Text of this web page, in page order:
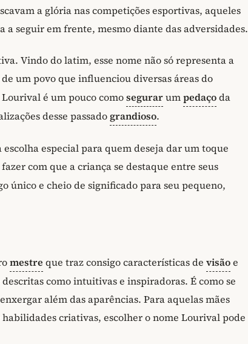
a glória nas competições esportivas, aqueles
seguir em frente, mesmo diante das adversidades.
Vindo do latim, esse nome não só representa a
um povo que influenciou diversas áreas do
é um pouco comosegurarumpedaçoda
desse passadograndioso.
especial para quem deseja dar um toque
com que a criança se destaque entre seus
único e cheio de significado para seu pequeno,
mestre que traz consigo características de visãoe
como intuitivas e inspiradoras. É como se
além das aparências. Para aquelas mães
habilidades criativas, escolher o nome Lourival pode